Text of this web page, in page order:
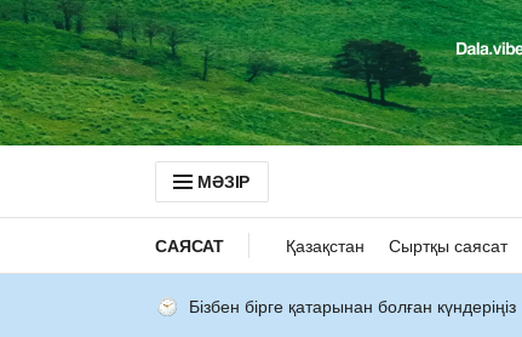
МӘЗІР
САЯСАТ Қазақстан Сыртқы саясат
Бізбен бірге қатарынан болған күндеріңіз